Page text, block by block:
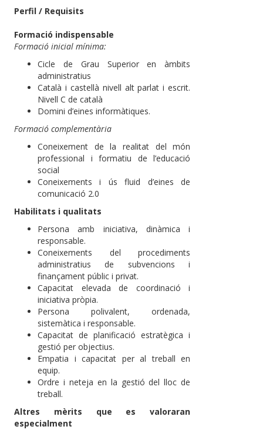
Perfil / Requisits
Formació indispensable
Formació inicial mínima:
Cicle de Grau Superior en àmbits
administratius
Català i castellà nivell alt parlat i escrit.
Nivell C de català
Domini d’eines informàtiques.
Formació complementària
Coneixement de la realitat del món
professional i formatiu de l’educació
social
Coneixements i ús fluid d’eines de
comunicació 2.0
Habilitats i qualitats
Persona amb iniciativa, dinàmica i
responsable.
Coneixements del procediments
administratius de subvencions i
finançament públic i privat.
Capacitat elevada de coordinació i
iniciativa pròpia.
Persona polivalent, ordenada,
sistemàtica i responsable.
Capacitat de planificació estratègica i
gestió per objectius.
Empatia i capacitat per al treball en
equip.
Ordre i neteja en la gestió del lloc de
treball.
Altres mèrits que es valoraran
especialment